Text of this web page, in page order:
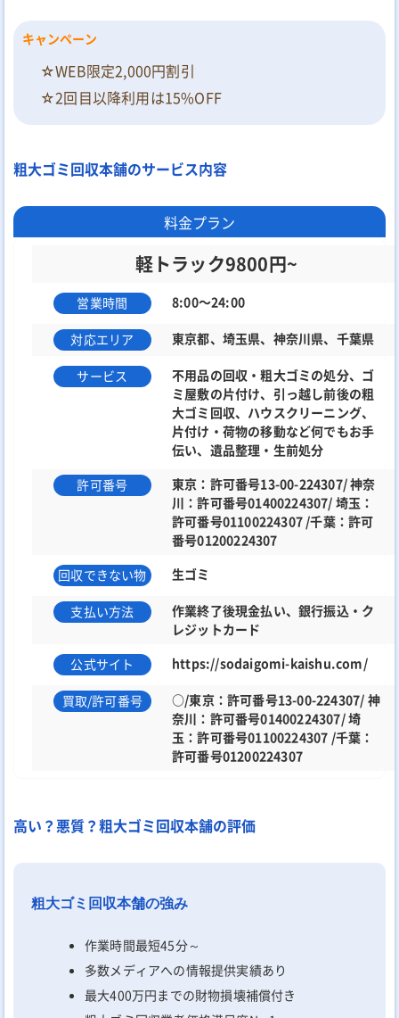
キャンペーン
☆WEB限定2,000円割引
☆2回目以降利用は15%OFF
粗大ゴミ回収本舗のサービス内容
料金プラン
軽トラック9800円~
営業時間 8:00～24:00
対応エリア 東京都、埼玉県、神奈川県、千葉県
サービス
不用品の回収・粗大ゴミの処分、ゴ
ミ屋敷の片付け、引っ越し前後の粗
大ゴミ回収、ハウスクリーニング、
片付け・荷物の移動など何でもお手
伝い、遺品整理・生前処分
許可番号
東京：許可番号13-00-224307/ 神奈
川：許可番号01400224307/ 埼玉：
許可番号01100224307 /千葉：許可
番号01200224307
回収できない物
生ゴミ
支払い方法
作業終了後現金払い、銀行振込・ク
レジットカード
公式サイト
https://sodaigomi-kaishu.com/
買取/許可番号
○/東京：許可番号13-00-224307/ 神
奈川：許可番号01400224307/ 埼
玉：許可番号01100224307 /千葉：
許可番号01200224307
高い？悪質？粗大ゴミ回収本舗の評価
粗大ゴミ回収本舗の強み
作業時間最短45分～
多数メディアへの情報提供実績あり
最大400万円までの財物損壊補償付き